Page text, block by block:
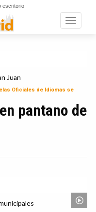
escritorio
Toggle
Oficiales de Idiomas se
pantano de